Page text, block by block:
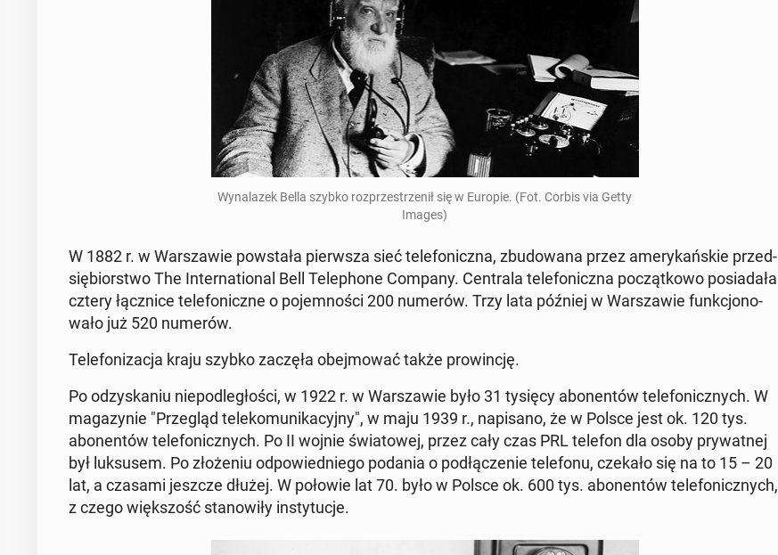
Wy­na­la­zek Bella szybko roz­prze­strze­nił się w Europie. (Fot. Corbis via Getty
Images)
W 1882 r. w War­sza­wie po­wsta­ła pierw­sza sieć te­le­fo­nicz­na, zbu­do­wa­na przez ame­ry­kań­skie przed­
się­bior­stwo The In­ter­na­tio­nal Bell Te­le­pho­ne Company. Cen­tra­la te­le­fo­nicz­na po­cząt­ko­wo po­sia­da­ła
cztery łącz­ni­ce te­le­fo­nicz­ne o po­jem­no­ści 200 numerów. Trzy lata później w War­sza­wie funk­cjo­no­
wa­ło już 520 numerów.
Te­le­fo­ni­za­cja kraju szybko zaczęła obej­mo­wać także pro­win­cję.
Po od­zy­ska­niu nie­pod­le­gło­ści, w 1922 r. w War­sza­wie było 31 tysięcy abo­nen­tów te­le­fo­nicz­nych. W
ma­ga­zy­nie "Prze­gląd te­le­ko­mu­ni­ka­cyj­ny", w maju 1939 r., na­pi­sa­no, że w Polsce jest ok. 120 tys.
abo­nen­tów te­le­fo­nicz­nych. Po II wojnie świa­to­wej, przez cały czas PRL telefon dla osoby pry­wat­nej
był luk­su­sem. Po zło­że­niu od­po­wied­nie­go podania o pod­łą­cze­nie te­le­fo­nu, czekało się na to 15 – 20
lat, a czasami jeszcze dłużej. W połowie lat 70. było w Polsce ok. 600 tys. abo­nen­tów te­le­fo­nicz­nych,
z czego więk­szość sta­no­wi­ły in­sty­tu­cje.